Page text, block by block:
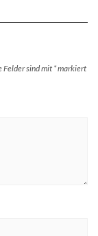
Felder sind mit *markiert